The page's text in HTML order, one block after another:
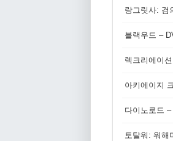
랑그릿사: 검
블랙우드 –
렉크리에이
아키에이지
다이노로드
토탈워: 워해